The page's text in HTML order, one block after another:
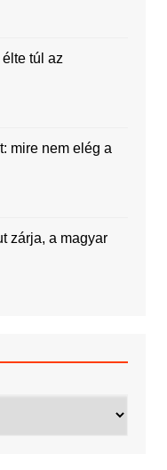
túl az
mire nem elég a
zárja, a magyar